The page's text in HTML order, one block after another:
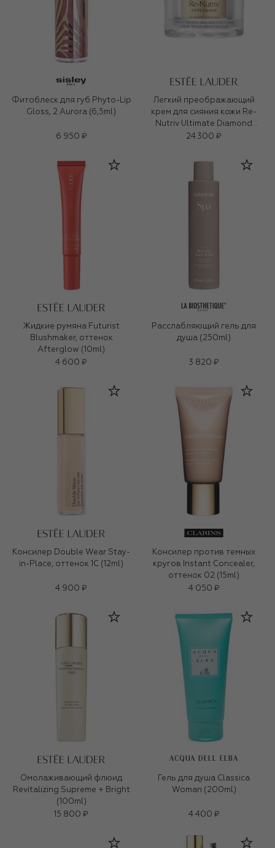
Фитоблеск для губ Phyto-Lip
Gloss, 2 Aurora (6,5ml)
6 950 ₽
Легкий преображающий
крем для сияния кожи Re-
Nutriv Ultimate Diamond
Transformative Brilliance Soft
24 300 ₽
Жидкие румяна Futurist
Blushmaker, оттенок
Afterglow (10ml)
4 600 ₽
Расслабляющий гель для
душа (250ml)
3 820 ₽
Консилер Double Wear Stay-
in-Place, оттенок 1C (12ml)
4 900 ₽
Консилер против темных
кругов Instant Concealer,
оттенок 02 (15ml)
4 050 ₽
Омолаживающий флюид
Revitalizing Supreme + Bright
(100ml)
15 800 ₽
ACQUA DELL ELBA
Гель для душа Classica
Woman (200ml)
4 400 ₽